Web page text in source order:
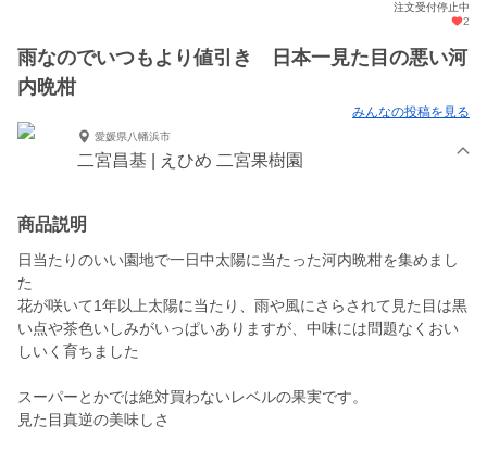
注文受付停止中
2
雨なのでいつもより値引き 日本一見た目の悪い河
内晩柑
みんなの投稿を見る
愛媛県八幡浜市
二宮昌基 | えひめ 二宮果樹園
商品説明
日当たりのいい園地で一日中太陽に当たった河内晩柑を集めまし
た
花が咲いて1年以上太陽に当たり、雨や風にさらされて見た目は黒
い点や茶色いしみがいっぱいありますが、中味には問題なくおい
しいく育ちました
スーパーとかでは絶対買わないレベルの果実です。
見た目真逆の美味しさ